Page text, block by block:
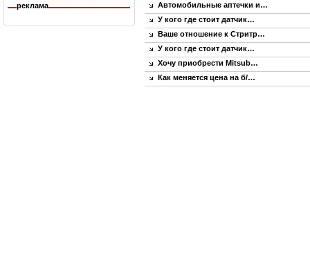
реклама
Автомобильные аптечки и…
У кого где стоит датчик…
Ваше отношение к Стритр…
У кого где стоит датчик…
Хочу приобрести Mitsub…
Как меняется цена на б/…